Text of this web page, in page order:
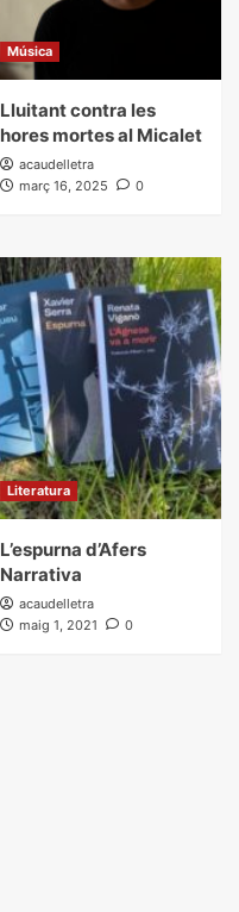
Música
Lluitant contra les
hores mortes al Micalet
acaudelletra
març 16, 2025
0
Literatura
L’espurna d’Afers
Narrativa
acaudelletra
maig 1, 2021
0